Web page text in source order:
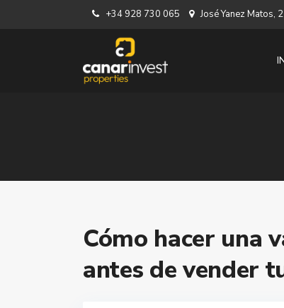
+34 928 730 065 José Yanez Matos,
Cómo hacer una
antes de vender